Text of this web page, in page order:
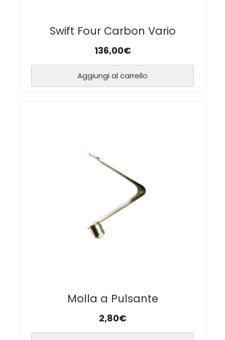
Swift Four Carbon Vario
136,00€
Aggiungi al carrello
Molla a Pulsante
2,80€